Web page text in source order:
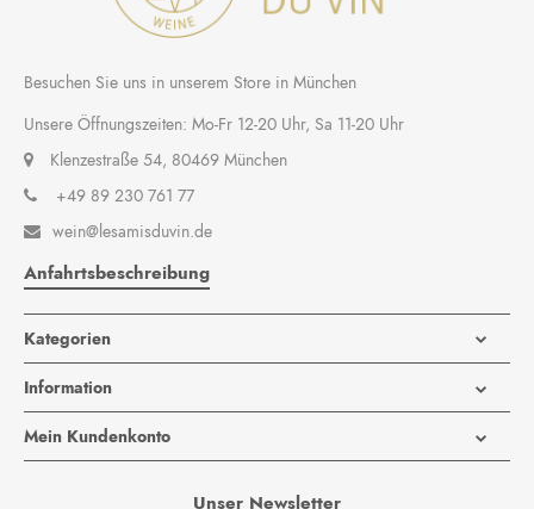
Besuchen Sie uns in unserem Store in München
Unsere Öffnungszeiten: Mo-Fr 12-20 Uhr, Sa 11-20 Uhr
Klenzestraße 54, 80469 München
+49 89 230 761 77
 wein@lesamisduvin.de
Anfahrtsbeschreibung
Kategorien
Information
Mein Kundenkonto
Unser Newsletter